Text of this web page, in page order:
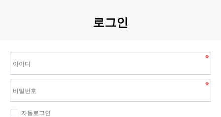
로그인
자동로그인